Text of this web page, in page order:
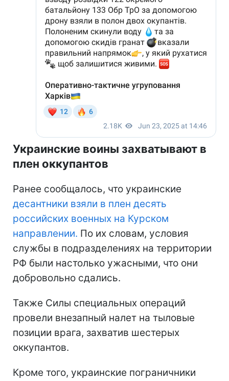
Украинские воины захватывают в
плен оккупантов
Ранее сообщалось, что украинские
десантники взяли в плен десять
российских военных на Курском
направлении. По их словам, условия
службы в подразделениях на территории
РФ были настолько ужасными, что они
добровольно сдались.
Также Силы специальных операций
провели внезапный налет на тыловые
позиции врага, захватив шестерых
оккупантов.
Кроме того, украинские пограничники